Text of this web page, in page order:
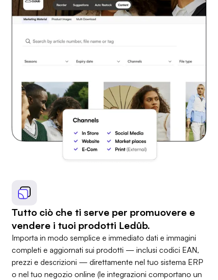
Tutto ciò che ti serve per promuovere e
vendere i tuoi prodotti Ledûb.
Importa in modo semplice e immediato dati e immagini
completi e aggiornati sui prodotti — inclusi codici EAN,
prezzi e descrizioni — direttamente nel tuo sistema ERP
o nel tuo negozio online (le integrazioni comportano un